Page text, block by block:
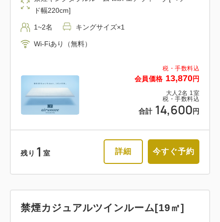
税・手数料込
会員価格 13,870円
大人 2名 1室
税・手数料込
合計 14,600 円
ド幅220cm]
1~2名 キングサイズ×1
Wi-Fiあり（無料）
残り 1 室 詳細 今すぐ予約
禁煙カジュアルツインルーム[19㎡]